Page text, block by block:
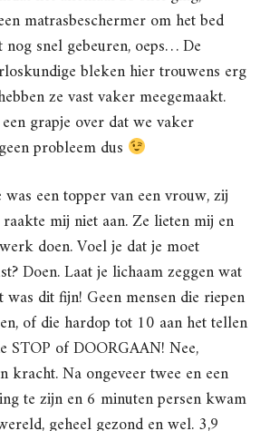
matrasbeschermer om het bed
nog snel gebeuren, oeps… De
bleken hier trouwens erg
ze vast vaker meegemaakt.
grapje over dat we vaker
probleem dus
een topper van een vrouw, zij
mij niet aan. Ze lieten mij en
doen. Voel je dat je moet
Doen. Laat je lichaam zeggen wat
was dit fijn! Geen mensen die riepen
of die hardop tot 10 aan het tellen
STOP of DOORGAAN! Nee,
kracht. Na ongeveer twee en een
te zijn en 6 minuten persen kwam
geheel gezond en wel. 3,9